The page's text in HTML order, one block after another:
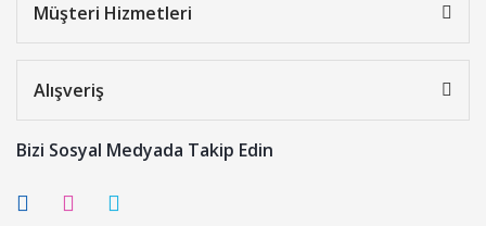
Müşteri Hizmetleri
Alışveriş
Bizi Sosyal Medyada Takip Edin